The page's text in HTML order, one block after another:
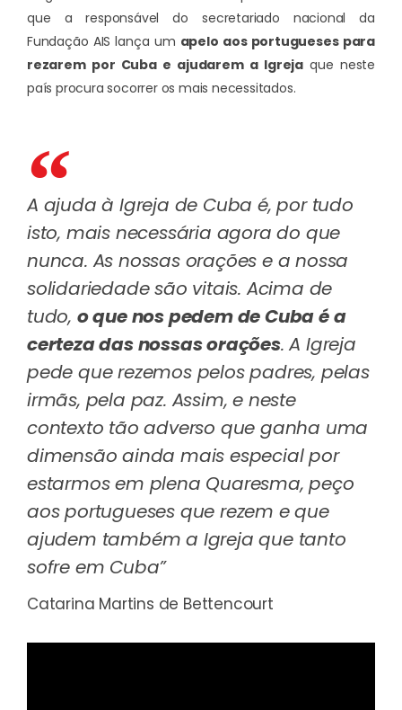
que a responsável do secretariado nacional da
Fundação AIS lança um apelo aos portugueses para
rezarem por Cuba e ajudarem a Igrejaque neste
país procura socorrer os mais necessitados.
A ajuda à Igreja de Cuba é, por tudo
isto, mais necessária agora do que
nunca. As nossas orações e a nossa
solidariedade são vitais. Acima de
tudo, o que nos pedem de Cuba é a
certeza das nossas orações. A Igreja
pede que rezemos pelos padres, pelas
irmãs, pela paz. Assim, e neste
contexto tão adverso que ganha uma
dimensão ainda mais especial por
estarmos em plena Quaresma, peço
aos portugueses que rezem e que
ajudem também a Igreja que tanto
sofre em Cuba”
Catarina Martins de Bettencourt